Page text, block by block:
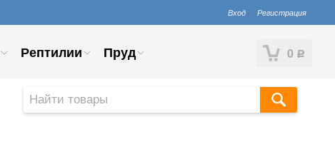
Вход Регистрация
0 Р
Рептилии Пруд